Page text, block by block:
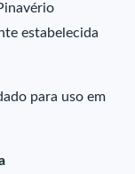
estabelecida
para uso em